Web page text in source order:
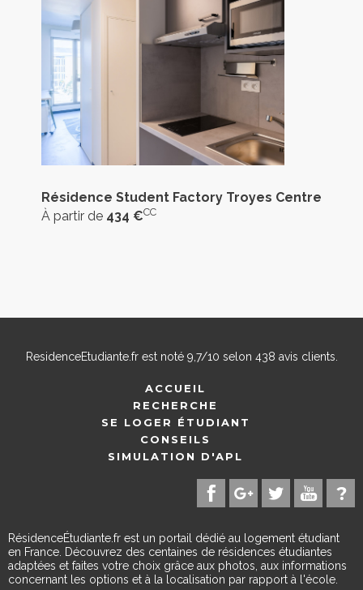
Résidence Student Factory Troyes Centre
À partir de 434 €CC
ResidenceEtudiante.frest noté 9,7/10 selon 438 avis clients.
ACCUEIL
RECHERCHE
SE LOGER ÉTUDIANT
CONSEILS
SIMULATION D'APL
RésidenceÉtudiante.fr est un portail dédié au logement étudiant
en France. Découvrez des centaines de résidences étudiantes
adaptées et faites votre choix grâce aux photos, aux informations
concernant les options et à la localisation par rapport à l'école.